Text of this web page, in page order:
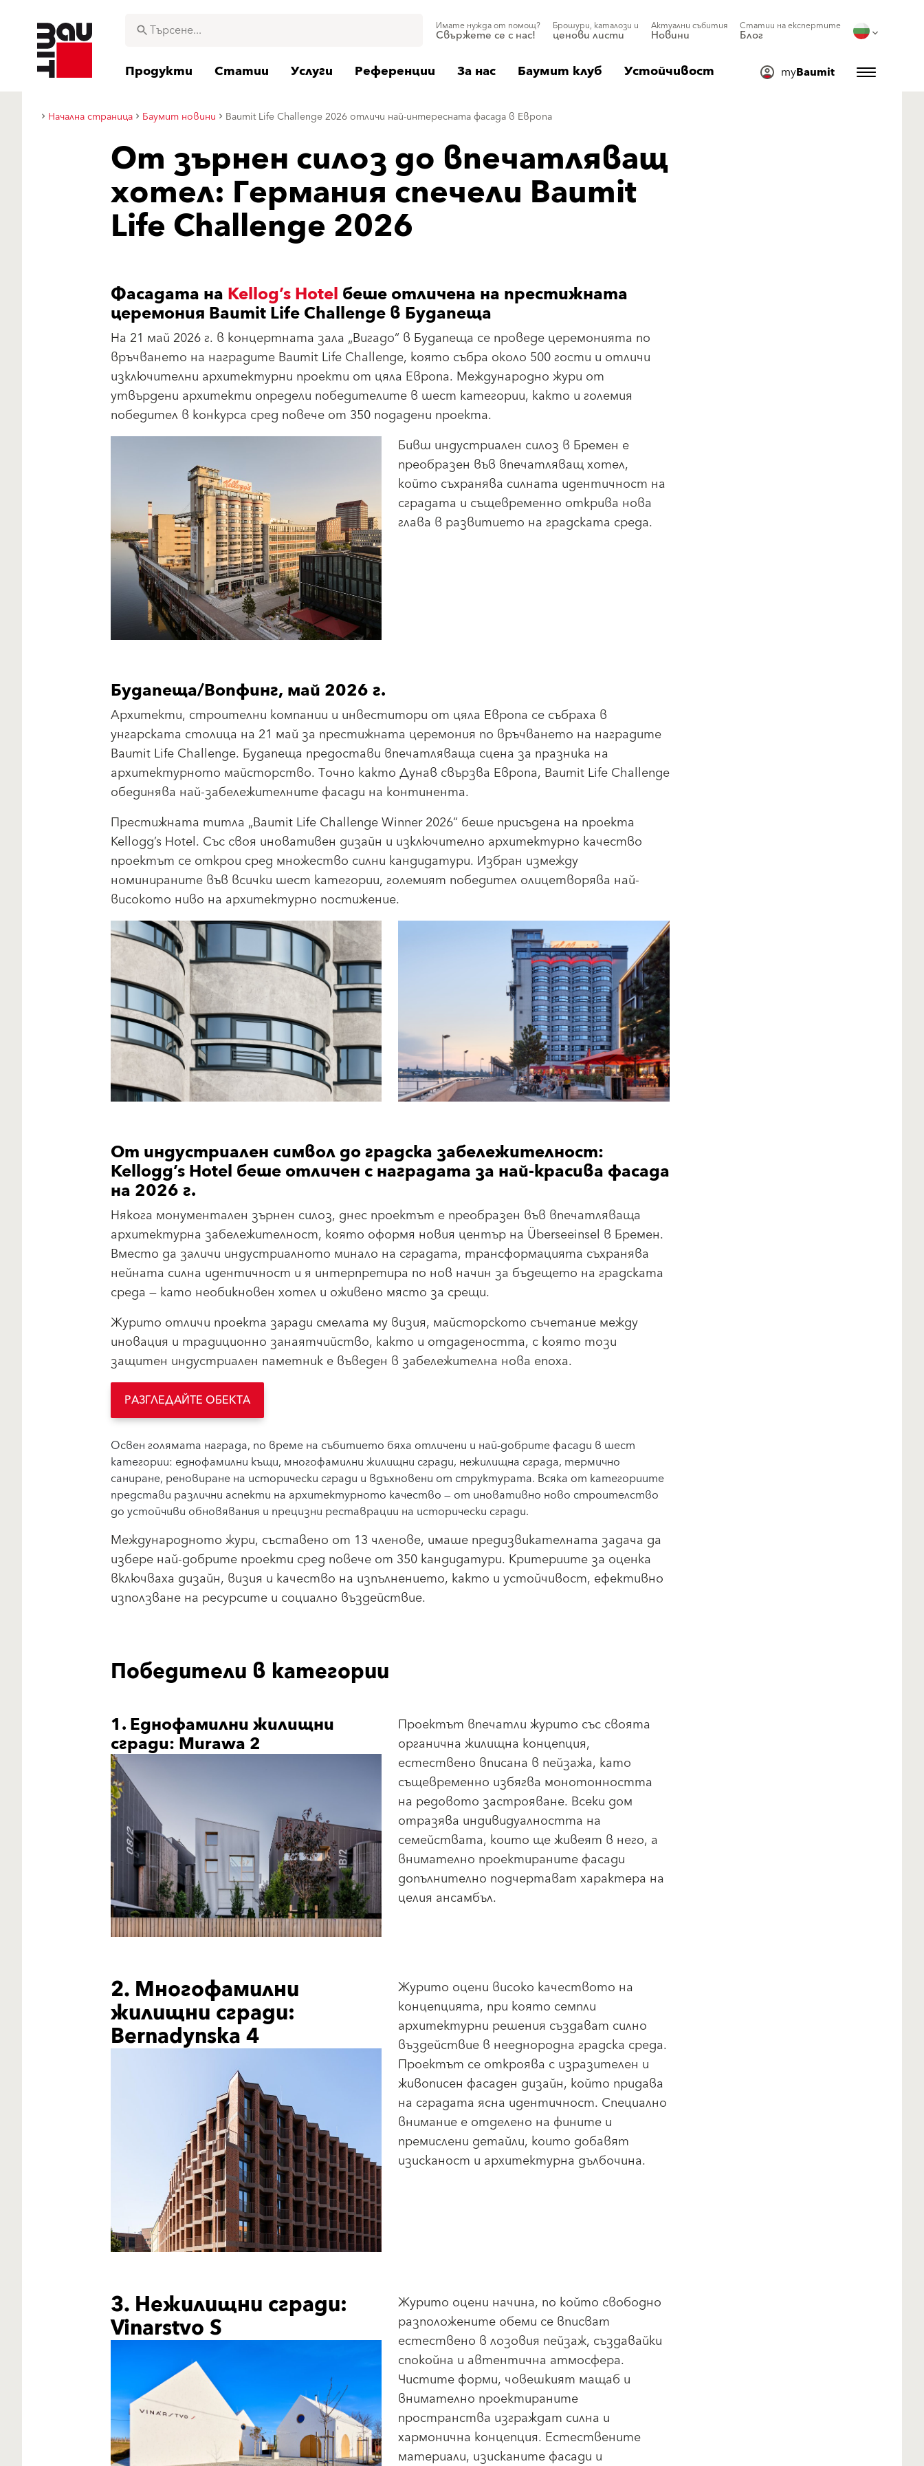
Имате нужда от помощ?
Свържете се с нас!
Брошури, каталози и
ценови листи
Актуални събития
Новини
Статии на експертите
Блог
Продукти Статии Услуги Референции За нас Баумит клуб Устойчивост myBaumit
Начална страница Баумит новини Baumit Life Challenge 2026 отличи най-интересната фасада в Европа
От зърнен силоз до впечатляващ
хотел: Германия спечели Baumit
Life Challenge 2026
Фасадата наKellog’s Hotelбеше отличена на престижната
церемония Baumit Life Challenge в Будапеща
На 21 май 2026 г. в концертната зала „Вигадо“ в Будапеща се проведе церемонията по
връчването на наградите Baumit Life Challenge, която събра около 500 гости и отличи
изключителни архитектурни проекти от цяла Европа. Международно жури от
утвърдени архитекти определи победителите в шест категории, както и големия
победител в конкурса сред повече от 350 подадени проекта.
Бивш индустриален силоз в Бремен е
преобразен във впечатляващ хотел,
който съхранява силната идентичност на
сградата и същевременно открива нова
глава в развитието на градската среда.
Будапеща/Вопфинг, май 2026 г.
Архитекти, строителни компании и инвеститори от цяла Европа се събраха в
унгарската столица на 21 май за престижната церемония по връчването на наградите
Baumit Life Challenge. Будапеща предостави впечатляваща сцена за празника на
архитектурното майсторство. Точно както Дунав свързва Европа, Baumit Life Challenge
обединява най-забележителните фасади на континента.
Престижната титла „Baumit Life Challenge Winner 2026“ беше присъдена на проекта
Kellogg’s Hotel. Със своя иновативен дизайн и изключително архитектурно качество
проектът се открои сред множество силни кандидатури. Избран измежду
номинираните във всички шест категории, големият победител олицетворява най-
високото ниво на архитектурно постижение.
От индустриален символ до градска забележителност:
Kellogg’s Hotel беше отличен с наградата за най-красива фасада
на 2026 г.
Някога монументален зърнен силоз, днес проектът е преобразен във впечатляваща
архитектурна забележителност, която оформя новия център на Überseeinsel в Бремен.
Вместо да заличи индустриалното минало на сградата, трансформацията съхранява
нейната силна идентичност и я интерпретира по нов начин за бъдещето на градската
среда — като необикновен хотел и оживено място за срещи.
Журито отличи проекта заради смелата му визия, майсторското съчетание между
иновация и традиционно занаятчийство, както и отдадеността, с която този
защитен индустриален паметник е въведен в забележителна нова епоха.
РАЗГЛЕДАЙТЕ ОБЕКТА
Освен голямата награда, по време на събитието бяха отличени и най-добрите фасади в шест
категории: еднофамилни къщи, многофамилни жилищни сгради, нежилищна сграда, термично
саниране, реновиране на исторически сгради и вдъхновени от структурата. Всяка от категориите
представи различни аспекти на архитектурното качество — от иновативно ново строителство
до устойчиви обновявания и прецизни реставрации на исторически сгради.
Международното жури, съставено от 13 членове, имаше предизвикателната задача да
избере най-добрите проекти сред повече от 350 кандидатури. Критериите за оценка
включваха дизайн, визия и качество на изпълнението, както и устойчивост, ефективно
използване на ресурсите и социално въздействие.
Победители в категории
1. Еднофамилни жилищни
сгради: Murawa 2
Проектът впечатли журито със своята
органична жилищна концепция,
естествено вписана в пейзажа, като
същевременно избягва монотонността
на редовото застрояване. Всеки дом
отразява индивидуалността на
семействата, които ще живеят в него, а
внимателно проектираните фасади
допълнително подчертават характера на
целия ансамбъл.
2. Многофамилни
жилищни сгради:
Bernadynska 4
Журито оцени високо качеството на
концепцията, при която семпли
архитектурни решения създават силно
въздействие в нееднородна градска среда.
Проектът се откроява с изразителен и
живописен фасаден дизайн, който придава
на сградата ясна идентичност. Специално
внимание е отделено на фините и
премислени детайли, които добавят
изисканост и архитектурна дълбочина.
3. Нежилищни сгради:
Vinarstvo S
Журито оцени начина, по който свободно
разположените обеми се вписват
естествено в лозовия пейзаж, създавайки
спокойна и автентична атмосфера.
Чистите форми, човешкият мащаб и
внимателно проектираните
пространства изграждат силна и
хармонична концепция. Естествените
материали, изисканите фасади и